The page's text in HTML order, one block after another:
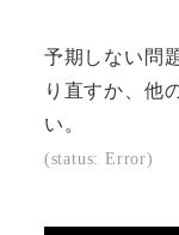
表
示
い
予期しない問
り直すか、他
い。
(status: Error)